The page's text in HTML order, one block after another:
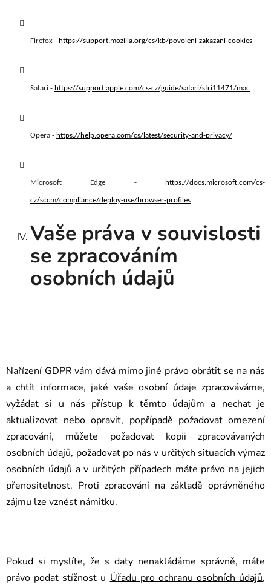
Firefox - https://support.mozilla.org/cs/kb/povoleni-zakazani-cookies
Safari - https://support.apple.com/cs-cz/guide/safari/sfri11471/mac
Opera - https://help.opera.com/cs/latest/security-and-privacy/
Microsoft Edge - https://docs.microsoft.com/cs-
cz/sccm/compliance/deploy-use/browser-profiles
Vaše práva v souvislosti
se zpracováním
osobních údajů
Nařízení GDPR vám dává mimo jiné právo obrátit se na nás
a chtít informace, jaké vaše osobní údaje zpracováváme,
vyžádat si u nás přístup k těmto údajům a nechat je
aktualizovat nebo opravit, popřípadě požadovat omezení
zpracování, můžete požadovat kopii zpracovávaných
osobních údajů, požadovat po nás v určitých situacích výmaz
osobních údajů a v určitých případech máte právo na jejich
přenositelnost. Proti zpracování na základě oprávněného
zájmu lze vznést námitku.
Pokud si myslíte, že s daty nenakládáme správně, máte
právo podat stížnost u Úřadu pro ochranu osobních údajů,